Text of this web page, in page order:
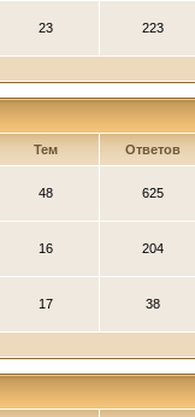
23 223
Тем Ответов
48 625
16 204
17 38